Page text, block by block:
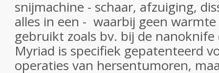
snijmachine - schaar, afzuiging,
alles in een - waarbij geen
gebruikt zoals bv. bij de
Myriad is specifiek gepatenteerd
operaties van hersentumoren,